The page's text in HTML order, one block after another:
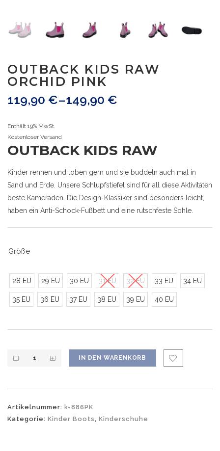
OUTBACK KIDS RAW
ORCHID PINK
119,90 €–149,90 €
Enthält 19% MwSt.
Kostenloser Versand
OUTBACK KIDS RAW
Kinder rennen und toben gern und sie buddeln auch mal in
Sand und Erde. Unsere Schlupfstiefel sind für all diese Aktivitäten
beste Kameraden. Die Design-Klassiker sind besonders leicht,
haben ein Anti-Schock-Fußbett und eine rutschfeste Sohle.
Größe
28 EU 29 EU 30 EU 31 EU 32 EU 33 EU 34 EU
35 EU 36 EU 37 EU 38 EU 39 EU 40 EU
IN DEN WARENKORB
Artikelnummer: k-886PK
Kategorie: Kinder Boots , Kinderschuhe